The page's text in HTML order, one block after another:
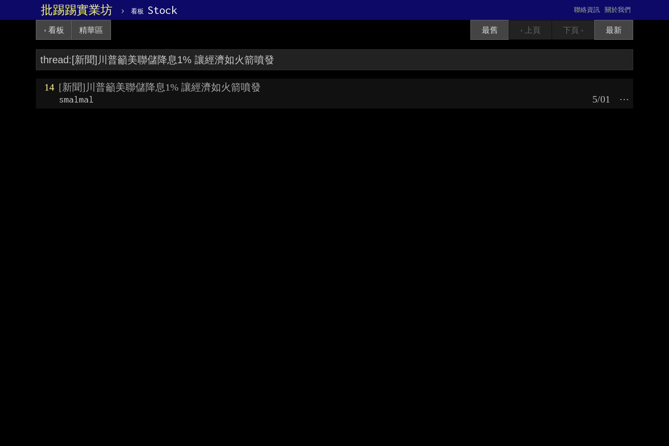
批踢踢實業坊 › 看板 Stock 關於我們
聯絡資訊
‹ 看板 精華區 最舊 ‹ 上頁 下頁 › 最新
14 [新聞]川普籲美聯儲降息1% 讓經濟如火箭噴發
smalmal ⋯
5/01